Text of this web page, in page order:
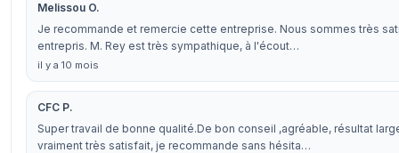
Melissou O.
Je recommande et remercie cette entreprise. Nous sommes très
entrepris. M. Rey est très sympathique, à l'écout…
il y a 10 mois
CFC P.
Super travail de bonne qualité.De bon conseil ,agréable, résultat
vraiment très satisfait, je recommande sans hésita…